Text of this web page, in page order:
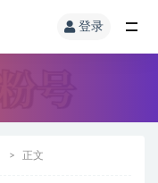
登录
正文